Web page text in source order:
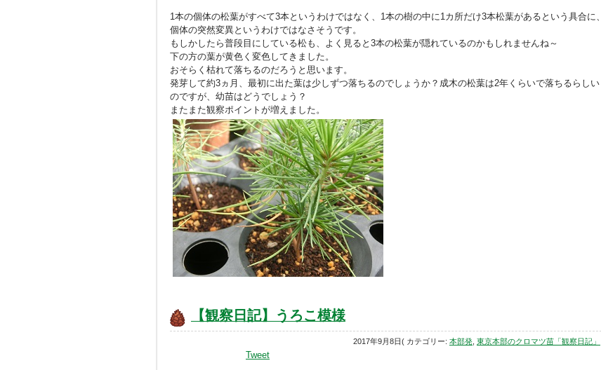
1本の個体の松葉がすべて3本というわけではなく、1本の樹の中に1カ所だけ3本松葉があるという具合に、
個体の突然変異というわけではなさそうです。
もしかしたら普段目にしている松も、よく見ると3本の松葉が隠れているのかもしれませんね～
下の方の葉が黄色く変色してきました。
おそらく枯れて落ちるのだろうと思います。
発芽して約3ヵ月、最初に出た葉は少しずつ落ちるのでしょうか？成木の松葉は2年くらいで落ちるらしい
のですが、幼苗はどうでしょう？
またまた観察ポイントが増えました。
【観察日記】うろこ模様
2017年9月8日( カテゴリー: 本部発 東京本部のクロマツ苗「観察日記」
Tweet